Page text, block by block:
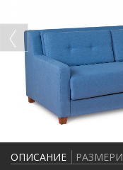
ОПИСАНИЕ
РАЗМЕРИ